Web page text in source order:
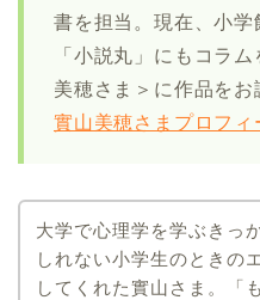
書を担当。現在、小学
「小説丸」にもコラ
美穂さま＞に作品をお
實山美穂さまプロフィ
大学で心理学を学ぶきっ
しれない小学生のときの
してくれた實山さま。「